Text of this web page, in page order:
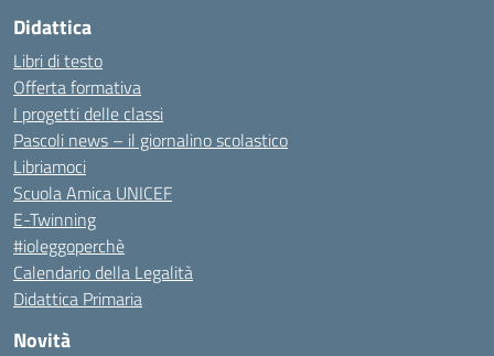
Didattica
Libri di testo
Offerta formativa
I progetti delle classi
Pascoli news – il giornalino scolastico
Libriamoci
Scuola Amica UNICEF
E-Twinning
#ioleggoperchè
Calendario della Legalità
Didattica Primaria
Novità